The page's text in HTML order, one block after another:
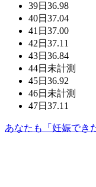
39日 36.98
40日 37.04
41日 37.00
42日 37.11
43日 36.84
44日 未計測
45日 36.92
46日 未計測
47日 37.11
あなたも「妊娠でき